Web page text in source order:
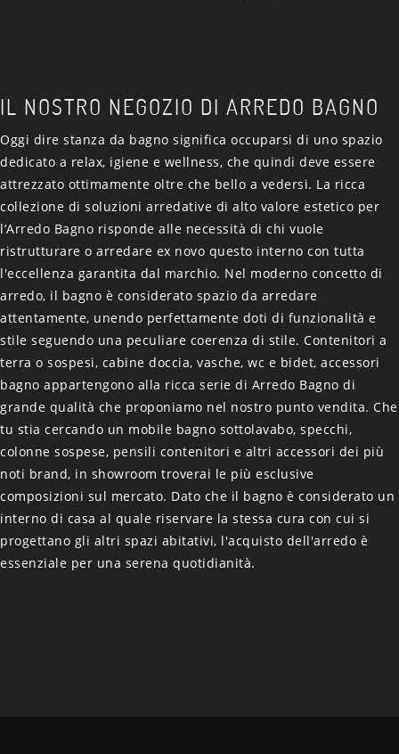
IL NOSTRO NEGOZIO DI ARREDO BAGNO
Oggi dire stanza da bagno significa occuparsi di uno spazio
dedicato a relax, igiene e wellness, che quindi deve essere
attrezzato ottimamente oltre che bello a vedersi. La ricca
collezione di soluzioni arredative di alto valore estetico per
l’Arredo Bagno risponde alle necessità di chi vuole
ristrutturare o arredare ex novo questo interno con tutta
l'eccellenza garantita dal marchio. Nel moderno concetto di
arredo, il bagno è considerato spazio da arredare
attentamente, unendo perfettamente doti di funzionalità e
stile seguendo una peculiare coerenza di stile. Contenitori a
terra o sospesi, cabine doccia, vasche, wc e bidet, accessori
bagno appartengono alla ricca serie di Arredo Bagno di
grande qualità che proponiamo nel nostro punto vendita. Che
tu stia cercando un mobile bagno sottolavabo, specchi,
colonne sospese, pensili contenitori e altri accessori dei più
noti brand, in showroom troverai le più esclusive
composizioni sul mercato. Dato che il bagno è considerato un
interno di casa al quale riservare la stessa cura con cui si
progettano gli altri spazi abitativi, l'acquisto dell'arredo è
essenziale per una serena quotidianità.